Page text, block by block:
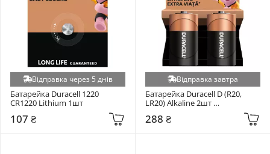
Відправка через 5 днів
Батарейка Duracell 1220
CR1220 Lithium 1шт
107 ₴
Відправка завтра
Батарейка Duracell D (R20,
LR20) Alkaline 2шт
(5000394052512 / 81483648)
288 ₴